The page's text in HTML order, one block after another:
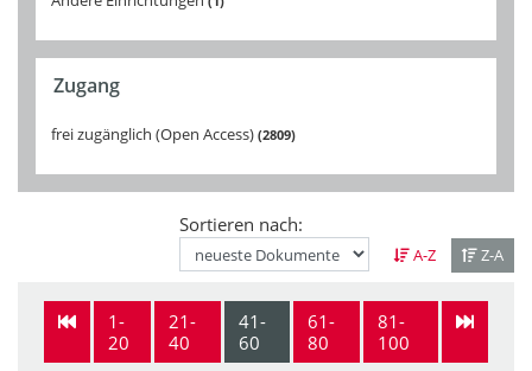
Zugang
frei zugänglich (Open Access) 2809
Sortieren nach:
A-Z Z-A
1-
20
21-
40
41-
60
61-
80
81-
100